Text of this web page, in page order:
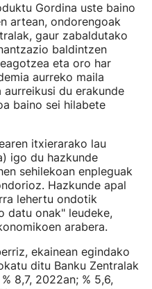
Gordina uste baino
artean, ondorengoak
gaur zabaldutako
baldintzen
eta oro har
aurreko maila
du erakunde
baino sei hilabete
itxierarako lau
igo du hazkunde
sehilekoan enpleguak
Hazkunde apal
lehertu ondotik
datu onak" leudeke,
arabera.
ekainean egindako
ditu Banku Zentralak
8,7, 2022an; % 5,6,